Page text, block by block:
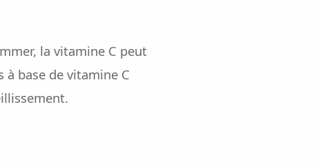
la vitamine C peut
base de vitamine C